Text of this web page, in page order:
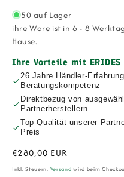
50 auf Lager
ihre Ware ist in 6 - 8
Hause.
Ihre Vorteile mit
26 Jahre Händler-
Beratungskompetenz
Direktbezug von
Partnerherstellern
Top-Qualität unserer
Preis
Normaler
Preis
€280,00 EUR
Inkl. Steuern. Versand wird beim